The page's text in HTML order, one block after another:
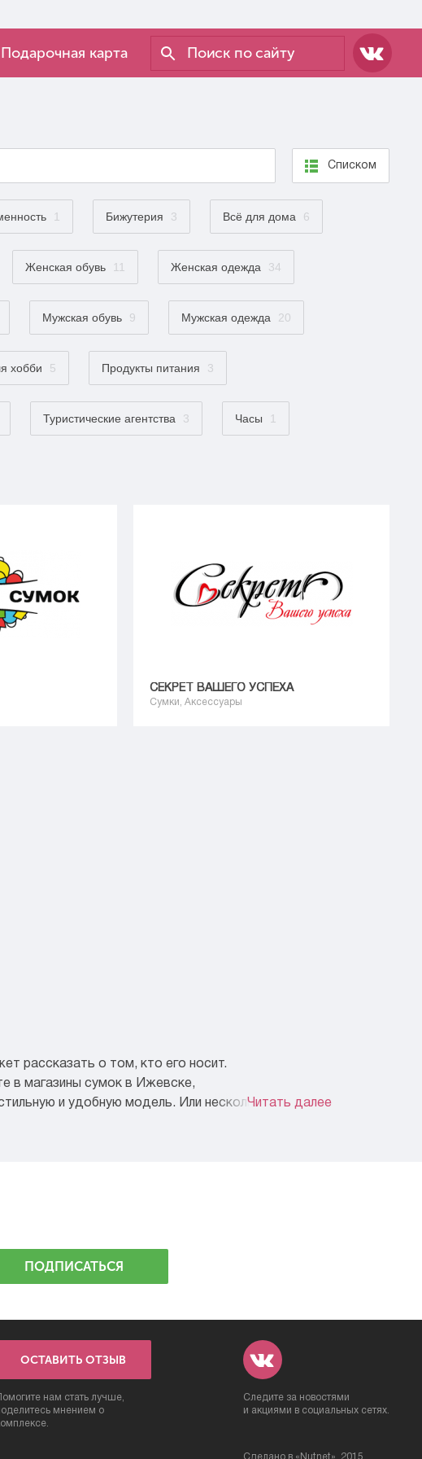
Подарочная карта
Списком
1 Бижутерия 3 Всё для дома 6
Женская обувь 11 Женская одежда 34
Мужская обувь 9 Мужская одежда 20
хобби 5 Продукты питания 3
Туристические агентства 3 Часы 1
СЕКРЕТ ВАШЕГО УСПЕХА
Сумки, Аксессуары
рассказать о том, кто его носит.
в магазины сумок в Ижевске,
и удобную модель. Или несколько.Читать далее
ПОДПИСАТЬСЯ
ОСТАВИТЬ ОТЗЫВ
Помогите нам стать лучше,
мнением о
Следите за новостями
и акциями в социальных сетях.
Сделано в « Nutnet», 2015